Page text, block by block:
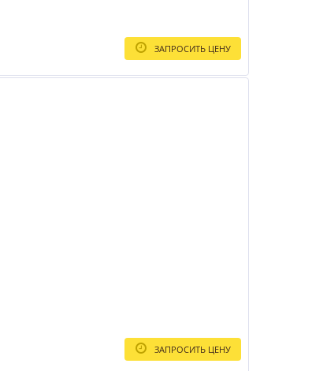
ЗАПРОСИТЬ ЦЕНУ
ЗАПРОСИТЬ ЦЕНУ